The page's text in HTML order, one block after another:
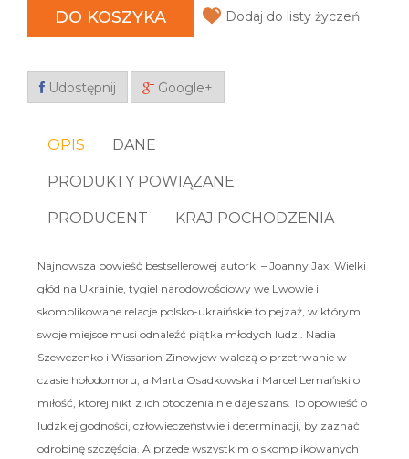
DO KOSZYKA Dodaj do listy życzeń
Udostępnij Google+
OPIS DANE
PRODUKTY POWIĄZANE
PRODUCENT KRAJ POCHODZENIA
Najnowsza powieść bestsellerowej autorki – Joanny Jax! Wielki
głód na Ukrainie, tygiel narodowościowy we Lwowie i
skomplikowane relacje polsko-ukraińskie to pejzaż, w którym
swoje miejsce musi odnaleźć piątka młodych ludzi. Nadia
Szewczenko i Wissarion Zinowjew walczą o przetrwanie w
czasie hołodomoru, a Marta Osadkowska i Marcel Lemański o
miłość, której nikt z ich otoczenia nie daje szans. To opowieść o
ludzkiej godności, człowieczeństwie i determinacji, by zaznać
odrobinę szczęścia. A przede wszystkim o skomplikowanych